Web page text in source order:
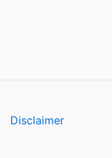
Disclaimer